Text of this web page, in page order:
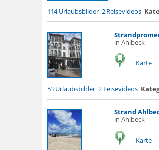
114 Urlaubsbilder 2 Reisevideos
in Ahlbeck
Karte
53 Urlaubsbilder 2 Reisevideos
Strand
in Ahlbeck
Karte